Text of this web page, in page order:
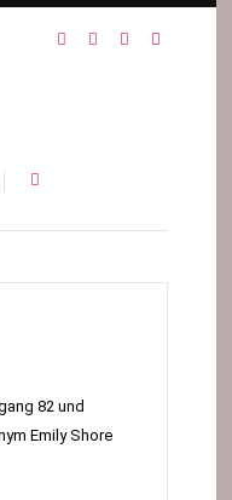
82 und
Emily Shore